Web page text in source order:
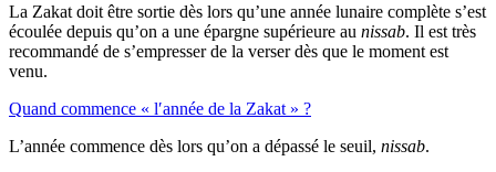
La Zakat doit être sortie dès lors qu’une année lunaire complète s’est
écoulée depuis qu’on a une épargne supérieure au nissab. Il est très
recommandé de s’empresser de la verser dès que le moment est
venu.
Quand commence « l′année de la Zakat » ?
L’année commence dès lors qu’on a dépassé le seuil, nissab.